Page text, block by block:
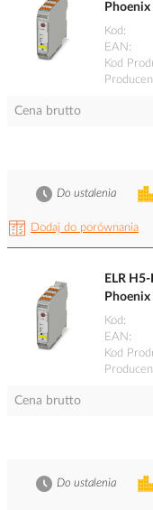
Kod
EAN
Kod
Cena brutto
Dodaj do porównania
Do ustalenia
ELR
Kod
EAN
Kod
Cena brutto
Do ustalenia